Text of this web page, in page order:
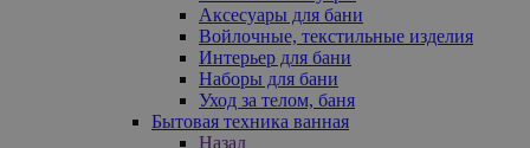
Аксесуары для бани
Войлочные, текстильные изделия
Интерьер для бани
Наборы для бани
Уход за телом, баня
Бытовая техника ванная
Назад